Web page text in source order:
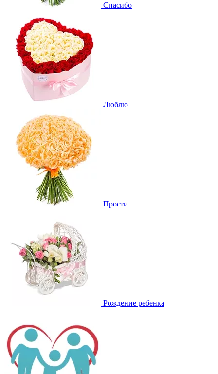
Спасибо
Люблю
Прости
Рождение ребенка